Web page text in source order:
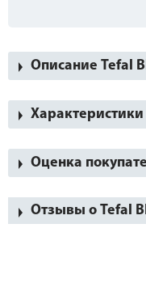
Описание Tefal
Характеристики
Оценка
Отзывы о Tefal